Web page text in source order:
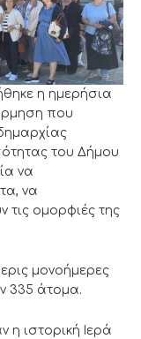
η ημερήσια
που
του Δήμου
να
να
ομορφιές της
μονοήμερες
335 άτομα.
η ιστορική Ιερά